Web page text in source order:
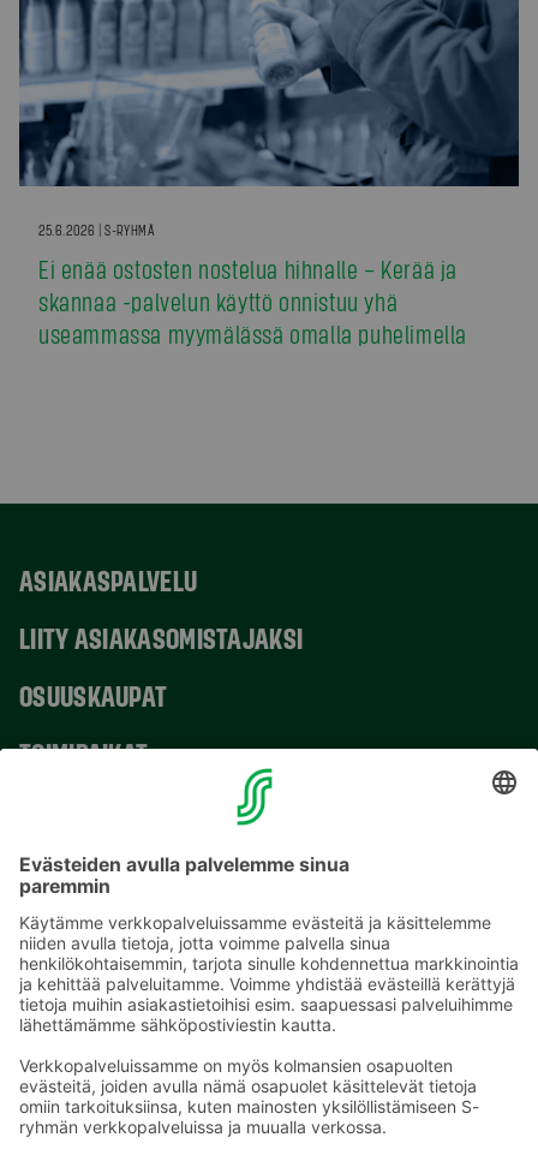
25.6.2026 | S-RYHMÄ
Ei enää ostosten nostelua hihnalle – Kerää ja
skannaa -palvelun käyttö onnistuu yhä
useammassa myymälässä omalla puhelimella
ASIAKASPALVELU
LIITY ASIAKASOMISTAJAKSI
OSUUSKAUPAT
TOIMIPAIKAT
Sähköpostiosoitteet S-ryhmässä ovat muotoa
etunimi.sukunimi@sok.fi
Seuraa meitä: